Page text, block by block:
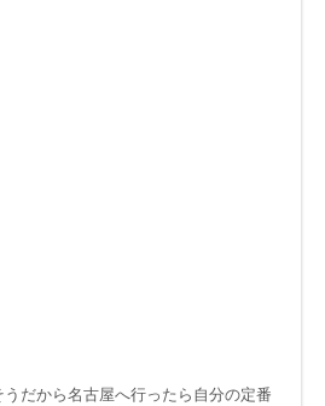
だから名古屋へ行ったら自分の定番